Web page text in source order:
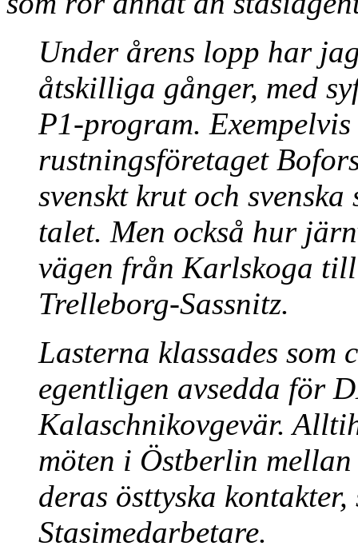
Under årens lopp har
åtskilliga gånger, med
P1-program.
rustningsföretaget
svenskt krut och
talet. Men också hur
vägen från Karlskoga
Trelleborg-Sassnitz.
Lasterna klassades
egentligen avsedda för
Kalaschnikovgevär.
möten i Östberlin
deras östtyska
Stasimedarbetare.